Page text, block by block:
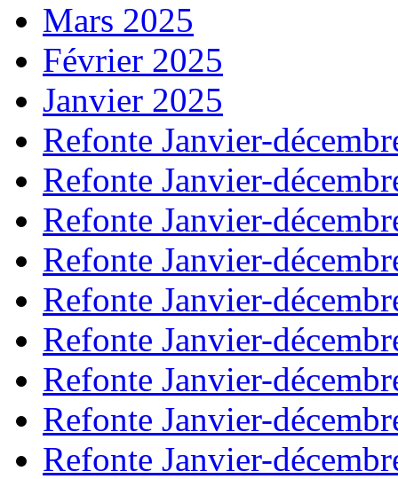
Mars 2025
Février 2025
Janvier 2025
Refonte Janvier-
Refonte Janvier-
Refonte Janvier-
Refonte Janvier-
Refonte Janvier-
Refonte Janvier-
Refonte Janvier-
Refonte Janvier-
Refonte Janvier-